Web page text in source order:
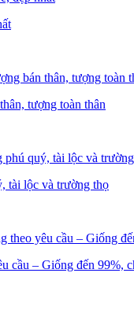
tượng toàn thân
tài lộc và trường thọ
cầu – Giống đến 99%,